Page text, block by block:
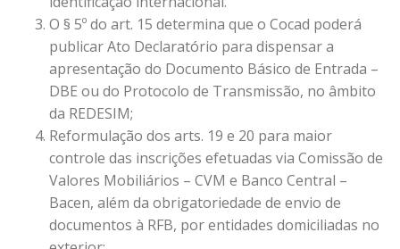
O § 5º do art. 15 determina que o Cocad poderá
publicar Ato Declaratório para dispensar a
apresentação do Documento Básico de Entrada –
DBE ou do Protocolo de Transmissão, no âmbito
da REDESIM;
Reformulação dos arts. 19 e 20 para maior
controle das inscrições efetuadas via Comissão de
Valores Mobiliários – CVM e Banco Central –
Bacen, além da obrigatoriedade de envio de
documentos à RFB, por entidades domiciliadas no